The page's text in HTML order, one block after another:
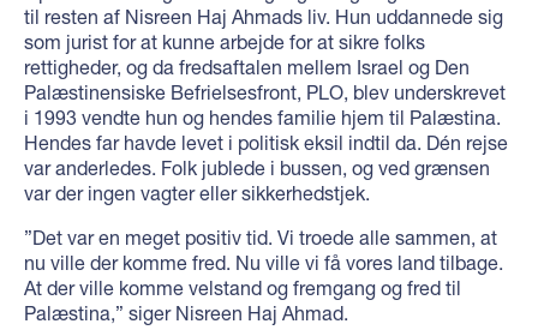
til resten af Nisreen Haj Ahmads liv. Hun uddannede sig
som jurist for at kunne arbejde for at sikre folks
rettigheder, og da fredsaftalen mellem Israel og Den
Palæstinensiske Befrielsesfront, PLO, blev underskrevet
i 1993 vendte hun og hendes familie hjem til Palæstina.
Hendes far havde levet i politisk eksil indtil da. Dén rejse
var anderledes. Folk jublede i bussen, og ved grænsen
var der ingen vagter eller sikkerhedstjek.
”Det var en meget positiv tid. Vi troede alle sammen, at
nu ville der komme fred. Nu ville vi få vores land tilbage.
At der ville komme velstand og fremgang og fred til
Palæstina,” siger Nisreen Haj Ahmad.